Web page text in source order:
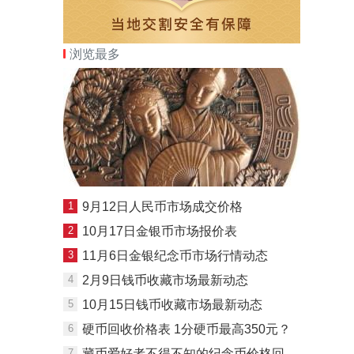
浏览最多
1 9月12日人民币市场成交价格
2 10月17日金银币市场报价表
3 11月6日金银纪念币市场行情动态
4 2月9日钱币收藏市场最新动态
5 10月15日钱币收藏市场最新动态
6 硬币回收价格表 1分硬币最高350元？